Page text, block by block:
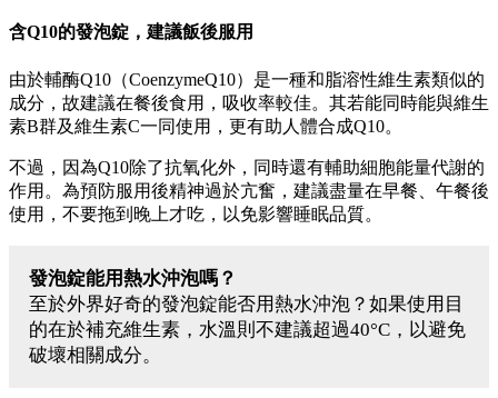
含Q10的發泡錠，建議飯後服用
由於輔酶Q10（CoenzymeQ10）是一種和脂溶性維生素類似的
成分，故建議在餐後食用，吸收率較佳。其若能同時能與維生
素B群及維生素C一同使用，更有助人體合成Q10。
不過，因為Q10除了抗氧化外，同時還有輔助細胞能量代謝的
作用。為預防服用後精神過於亢奮，建議盡量在早餐、午餐後
使用，不要拖到晚上才吃，以免影響睡眠品質。
發泡錠能用熱水沖泡嗎？
至於外界好奇的發泡錠能否用熱水沖泡？如果使用目
的在於補充維生素，水溫則不建議超過40°C，以避免
破壞相關成分。